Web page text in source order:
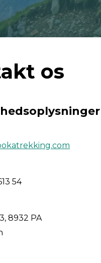
os
54
8932 PA